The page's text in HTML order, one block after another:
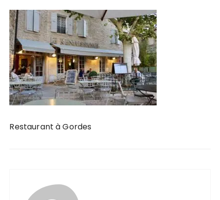
Restaurant à Gordes